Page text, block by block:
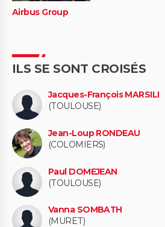
Airbus Group
ILS SE SONT CROISÉS
Jacques-François MARSILI
(TOULOUSE)
Jean-Loup RONDEAU
(COLOMIERS)
Paul DOMEJEAN
(TOULOUSE)
Vanna SOMBATH
(MURET)